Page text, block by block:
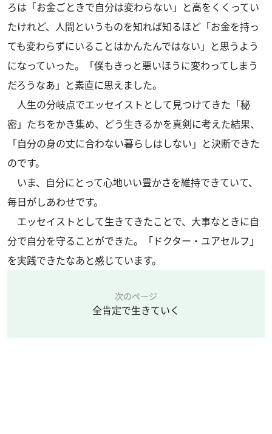
ろは「お金ごときで自分は変わらない」と高をくくってい
たけれど、人間というものを知れば知るほど「お金を持っ
ても変わらずにいることはかんたんではない」と思うよう
になっていった。「僕もきっと悪いほうに変わってしまう
だろうなあ」と素直に思えました。
人生の分岐点でエッセイストとして見つけてきた「秘
密」たちをかき集め、どう生きるかを真剣に考えた結果、
「自分の身の丈に合わない暮らしはしない」と決断できた
のです。
いま、自分にとって心地いい豊かさを維持できていて、
毎日がしあわせです。
エッセイストとして生きてきたことで、大事なときに自
分で自分を守ることができた。「ドクター・ユアセルフ」
を実践できたなあと感じています。
次のページ
全肯定で生きていく